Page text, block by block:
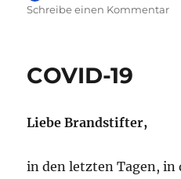
am
Schreibe einen Kommentarzu
COVID-19
Liebe Brandstifter,
in den letzten Tagen, in